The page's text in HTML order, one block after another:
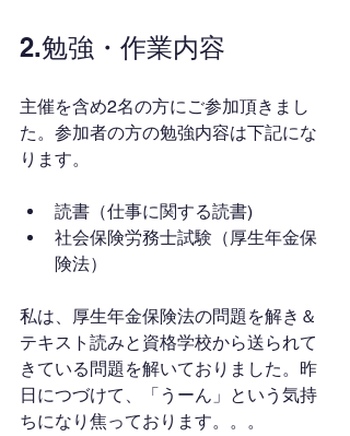
2.勉強・作業内容
主催を含め2名の方にご参加頂きまし
た。参加者の方の勉強内容は下記にな
ります。
読書（仕事に関する読書)
社会保険労務士試験（厚生年金保
険法）
私は、厚生年金保険法の問題を解き＆
テキスト読みと資格学校から送られて
きている問題を解いておりました。昨
日につづけて、「うーん」という気持
ちになり焦っております。。。